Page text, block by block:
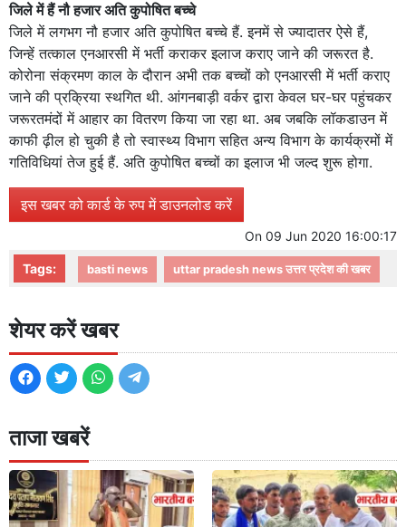
जिले में हैं नौ हजार अति कुपोषित बच्चे
जिले में लगभग नौ हजार अति कुपोषित बच्चे हैं. इनमें से ज्यादातर ऐसे हैं,
जिन्हें तत्काल एनआरसी में भर्ती कराकर इलाज कराए जाने की जरूरत है.
कोरोना संक्रमण काल के दौरान अभी तक बच्चों को एनआरसी में भर्ती कराए
जाने की प्रक्रिया स्थगित थी. आंगनबाड़ी वर्कर द्वारा केवल घर-घर पहुंचकर
जरूरतमंदों में आहार का वितरण किया जा रहा था. अब जबकि लॉकडाउन में
काफी ढ़ील हो चुकी है तो स्वास्थ्य विभाग सहित अन्य विभाग के कार्यक्रमों में
गतिविधियां तेज हुई हैं. अति कुपोषित बच्चों का इलाज भी जल्द शुरू होगा.
इस खबर को कार्ड के रुप में डाउनलोड करें
On 09 Jun 2020 16:00:17
Tags: basti news uttar pradesh news उत्तर प्रदेश की खबर
शेयर करें खबर
ताजा खबरें